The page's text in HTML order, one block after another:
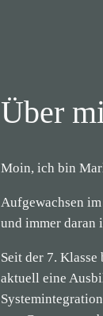
Über
Moin, ich bin
Aufgewachsen
und immer daran
Seit der 7.
aktuell eine